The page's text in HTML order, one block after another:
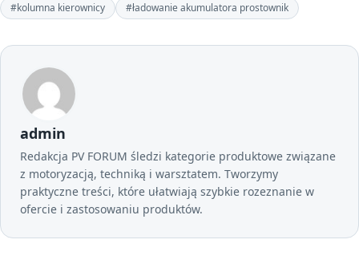
#kolumna kierownicy
#ładowanie akumulatora prostownik
admin
Redakcja PV FORUM śledzi kategorie produktowe związane
z motoryzacją, techniką i warsztatem. Tworzymy
praktyczne treści, które ułatwiają szybkie rozeznanie w
ofercie i zastosowaniu produktów.